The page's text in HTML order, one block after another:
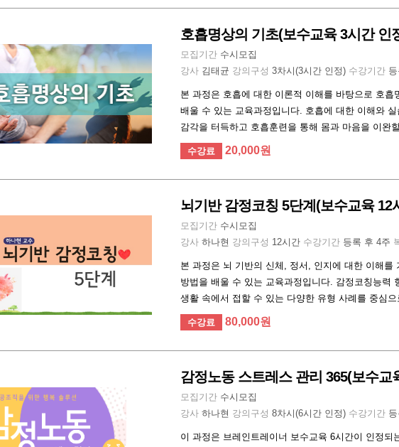
호흡명상의 기초(보수교육 3시간 인
모집기간 수시모집
강사 김태균 강의구성 3차시(3시간 인정) 수강기간
본 과정은 호흡에 대한 이론적 이해를 바탕으로 호흡
배울 수 있는 교육과정입니다. 호흡에 대한 이해와
감각을 터득하고 호흡훈련을 통해 몸과 마음을 이완
수강료 20,000원
뇌기반 감정코칭 5단계(보수교육 12
모집기간 수시모집
강사 하나현 강의구성 12시간 수강기간 등록 후 4주
본 과정은 뇌 기반의 신체, 정서, 인지에 대한 이해를
방법을 배울 수 있는 교육과정입니다. 감정코칭능력
생활 속에서 접할 수 있는 다양한 유형 사례를 중심
수강료 80,000원
감정노동 스트레스 관리 365(보수교
모집기간 수시모집
강사 하나현 강의구성 8차시(6시간 인정) 수강기간
이 과정은 브레인트레이너 보수교육 6시간이 인정되